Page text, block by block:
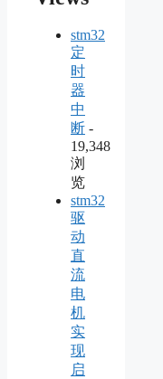
stm32
定
时
器
中
断 -
19,348
浏
览
stm32
驱
动
直
流
电
机
实
现
启